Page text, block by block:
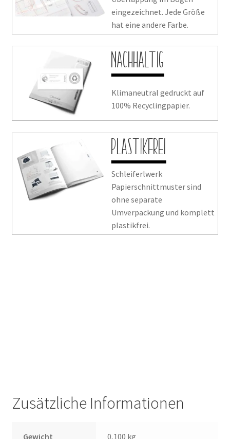
eingezeichnet. Jede Größe
hat eine andere Farbe.
Nachhaltig
Klimaneutral gedruckt auf
100% Recyclingpapier.
Plastikfrei
Schleiferlwerk
Papierschnittmuster sind
ohne separate
Umverpackung und komplett
plastikfrei.
Zusätzliche Informationen
Gewicht 0,100 kg